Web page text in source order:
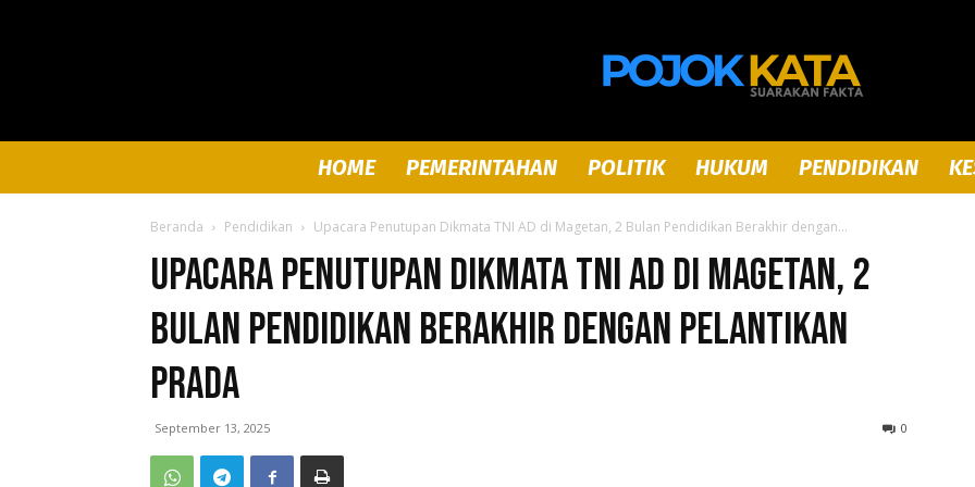
Pojok
Kata
HOME PEMERINTAHAN POLITIK HUKUM PENDIDIKAN
Beranda Pendidikan Upacara Penutupan Dikmata TNI AD di Magetan, 2 Bulan Pendidikan Berakhir dengan...
Upacara Penutupan Dikmata TNI AD di Magetan, 2
Bulan Pendidikan Berakhir dengan Pelantikan
Prada
September 13, 2025 0